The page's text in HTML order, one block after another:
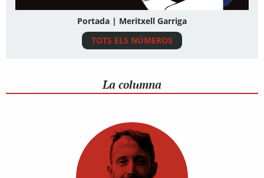
Portada | Meritxell Garriga
TOTS ELS NÚMEROS
La columna